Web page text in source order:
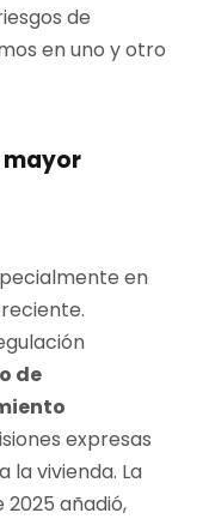
de
en uno y otro
mayor
en
de
expresas
la vivienda. La
añadió,